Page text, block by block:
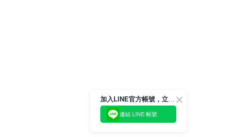
加入LINE官方帳號，立即獲得$100購物金!
連結 LINE 帳號